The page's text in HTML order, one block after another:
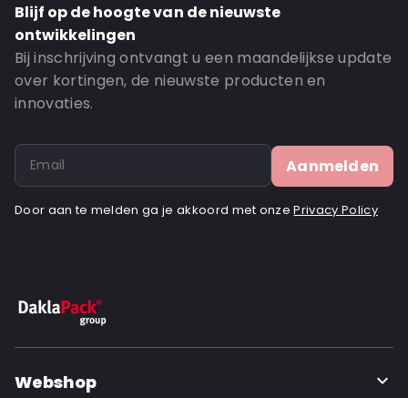
Blijf op de hoogte van de nieuwste
ontwikkelingen
Bij inschrijving ontvangt u een maandelijkse update
over kortingen, de nieuwste producten en
innovaties.
Aanmelden
Door aan te melden ga je akkoord met onzePrivacy Policy
Webshop